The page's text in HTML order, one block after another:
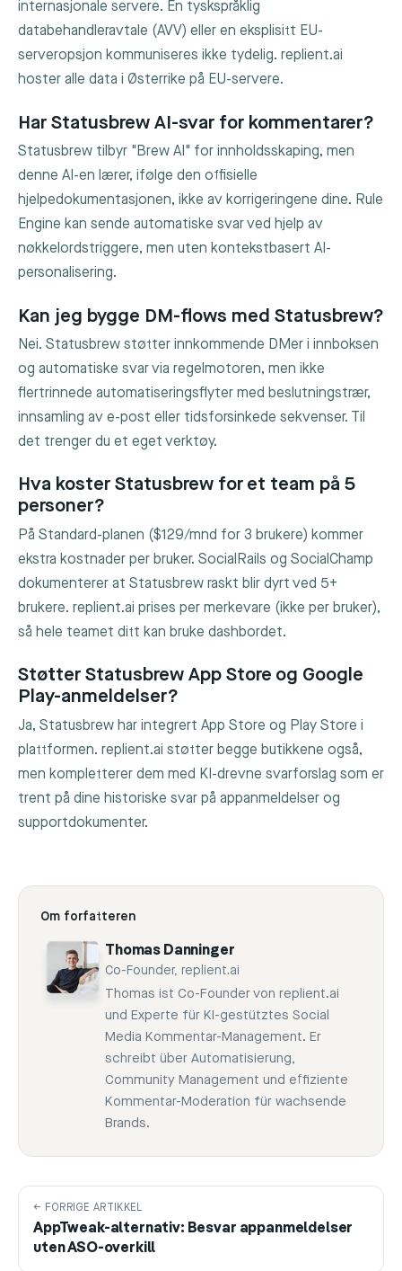
internasjonale servere. En tyskspråklig
databehandleravtale (AVV) eller en eksplisitt EU-
serveropsjon kommuniseres ikke tydelig. replient.ai
hoster alle data i Østerrike på EU-servere.
Har Statusbrew AI-svar for kommentarer?
Statusbrew tilbyr "Brew AI" for innholdsskaping, men
denne AI-en lærer, ifølge den offisielle
hjelpedokumentasjonen, ikke av korrigeringene dine. Rule
Engine kan sende automatiske svar ved hjelp av
nøkkelordstriggere, men uten kontekstbasert AI-
personalisering.
Kan jeg bygge DM-flows med Statusbrew?
Nei. Statusbrew støtter innkommende DMer i innboksen
og automatiske svar via regelmotoren, men ikke
flertrinnede automatiseringsflyter med beslutningstrær,
innsamling av e-post eller tidsforsinkede sekvenser. Til
det trenger du et eget verktøy.
Hva koster Statusbrew for et team på 5
personer?
På Standard-planen ($129/mnd for 3 brukere) kommer
ekstra kostnader per bruker. SocialRails og SocialChamp
dokumenterer at Statusbrew raskt blir dyrt ved 5+
brukere. replient.ai prises per merkevare (ikke per bruker),
så hele teamet ditt kan bruke dashbordet.
Støtter Statusbrew App Store og Google
Play-anmeldelser?
Ja, Statusbrew har integrert App Store og Play Store i
plattformen. replient.ai støtter begge butikkene også,
men kompletterer dem med KI-drevne svarforslag som er
trent på dine historiske svar på appanmeldelser og
supportdokumenter.
Om forfatteren
Thomas Danninger
Co-Founder, replient.ai
Thomas ist Co-Founder von replient.ai
und Experte für KI-gestütztes Social
Media Kommentar-Management. Er
schreibt über Automatisierung,
Community Management und effiziente
Kommentar-Moderation für wachsende
Brands.
← FORRIGE ARTIKKEL
AppTweak-alternativ: Besvar appanmeldelser
uten ASO-overkill